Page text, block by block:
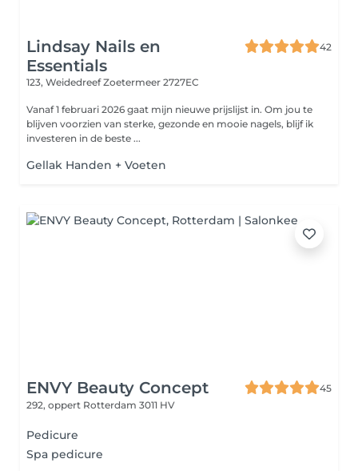
Lindsay Nails en
Essentials
42
123, WeidedreefZoetermeer 2727EC
Vanaf 1 februari 2026 gaat mijn nieuwe prijslijst in. Om jou te
blijven voorzien van sterke, gezonde en mooie nagels, blijf ik
investeren in de beste ...
Gellak Handen + Voeten
ENVY Beauty Concept
45
292, oppert Rotterdam 3011 HV
Pedicure
Spa pedicure